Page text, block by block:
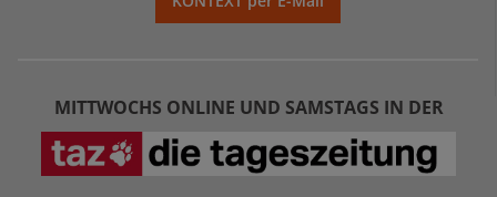
MITTWOCHS ONLINE UND SAMSTAGS IN DER